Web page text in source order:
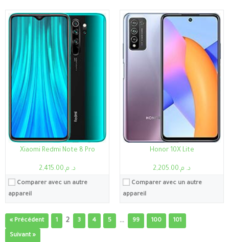
Xiaomi Redmi Note 8 Pro
د. م.2,415.00
Comparer avec un autre
appareil
Honor 10X Lite
د. م.2,205.00
Comparer avec un autre
appareil
« Précédent 1 2 3 4 5 … 99 100 101
Suivant »